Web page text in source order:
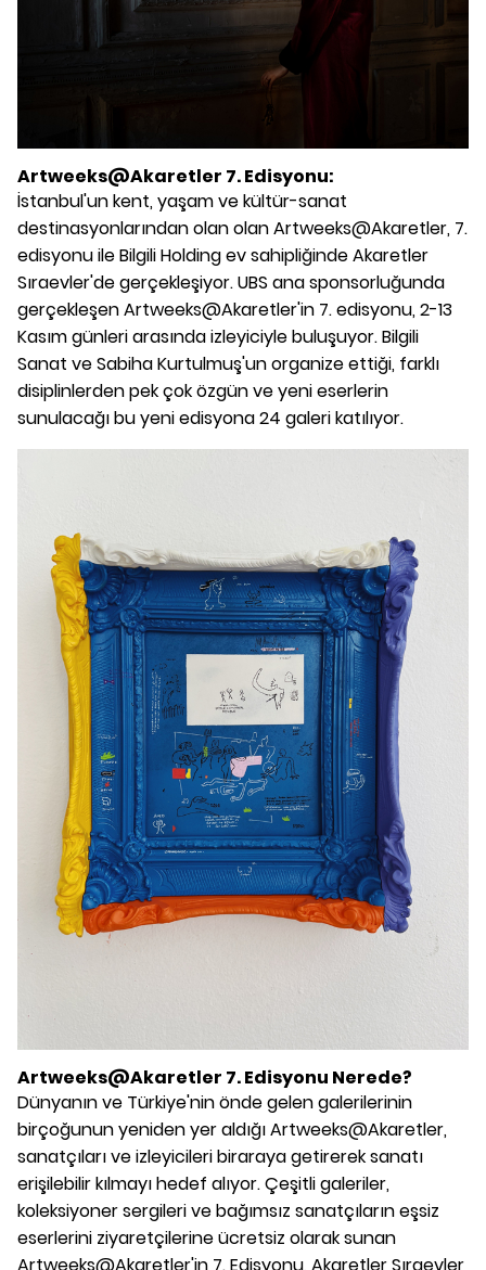
Artweeks@Akaretler 7. Edisyonu:
İstanbul'un kent, yaşam ve kültür-sanat
destinasyonlarından olan olan Artweeks@Akaretler, 7.
edisyonu ile Bilgili Holding ev sahipliğinde Akaretler
Sıraevler'de gerçekleşiyor. UBS ana sponsorluğunda
gerçekleşen Artweeks@Akaretler'in 7. edisyonu, 2-13
Kasım günleri arasında izleyiciyle buluşuyor. Bilgili
Sanat ve Sabiha Kurtulmuş'un organize ettiği, farklı
disiplinlerden pek çok özgün ve yeni eserlerin
sunulacağı bu yeni edisyona 24 galeri katılıyor.
Artweeks@Akaretler 7. Edisyonu Nerede?
Dünyanın ve Türkiye'nin önde gelen galerilerinin
birçoğunun yeniden yer aldığı Artweeks@Akaretler,
sanatçıları ve izleyicileri biraraya getirerek sanatı
erişilebilir kılmayı hedef alıyor. Çeşitli galeriler,
koleksiyoner sergileri ve bağımsız sanatçıların eşsiz
eserlerini ziyaretçilerine ücretsiz olarak sunan